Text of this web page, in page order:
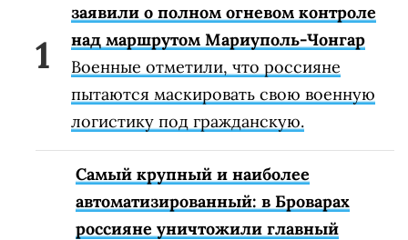
заявили о полном огневом контроле
над маршрутом Мариуполь-Чонгар
Военные отметили, что россияне
пытаются маскировать свою военную
логистику под гражданскую.
Самый крупный и наиболее
автоматизированный: в Броварах
россияне уничтожили главный